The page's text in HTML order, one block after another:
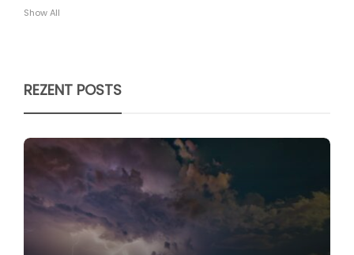
Show All
REZENT POSTS